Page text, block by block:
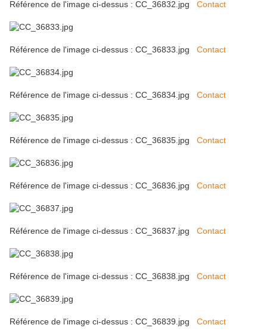
Référence de l'image ci-dessus : CC_36832.jpg Contact
Référence de l'image ci-dessus : CC_36833.jpg Contact
Référence de l'image ci-dessus : CC_36834.jpg Contact
Référence de l'image ci-dessus : CC_36835.jpg Contact
Référence de l'image ci-dessus : CC_36836.jpg Contact
Référence de l'image ci-dessus : CC_36837.jpg Contact
Référence de l'image ci-dessus : CC_36838.jpg Contact
Référence de l'image ci-dessus : CC_36839.jpg Contact